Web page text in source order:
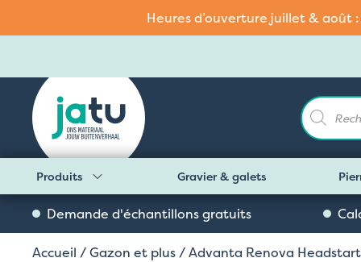
Heures d’ouverture juillet & août
de
produits
Produits Gravier & galets
Demande d'échantillons gratuits
Accueil /Gazon et plus/ Advanta Renova